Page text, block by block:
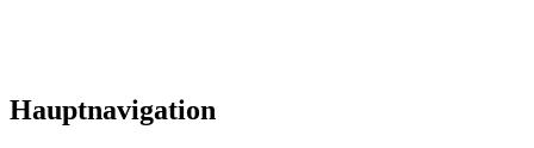
Hauptnavigation